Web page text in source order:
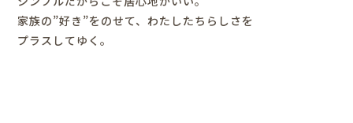
家族の”好き”をのせて、わたしたちらしさを
プラスしてゆく。